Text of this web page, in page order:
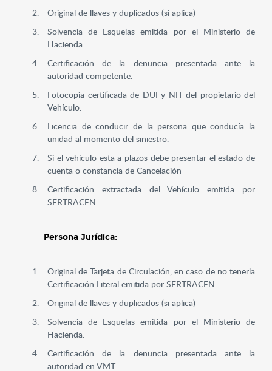
Original de llaves y duplicados (si aplica)
Solvencia de Esquelas emitida por el Ministerio de
Hacienda.
Certificación de la denuncia presentada ante la
autoridad competente.
Fotocopia certificada de DUI y NIT del propietario del
Vehículo.
Licencia de conducir de la persona que conducía la
unidad al momento del siniestro.
Si el vehículo esta a plazos debe presentar el estado de
cuenta o constancia de Cancelación
Certificación extractada del Vehículo emitida por
SERTRACEN
Persona Jurídica:
Original de Tarjeta de Circulación, en caso de no tenerla
Certificación Literal emitida por SERTRACEN.
Original de llaves y duplicados (si aplica)
Solvencia de Esquelas emitida por el Ministerio de
Hacienda.
Certificación de la denuncia presentada ante la
autoridad en VMT